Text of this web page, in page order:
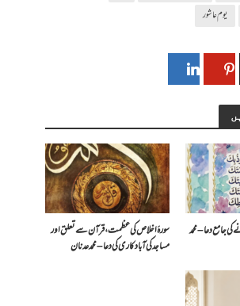
یوم عاشور
جامع دعا – محمد
سورۂ اخلاص کی عظمت، قرآن سے تعلق اور
مساجد کی آبادکاری کی دعا – محمد عدنان